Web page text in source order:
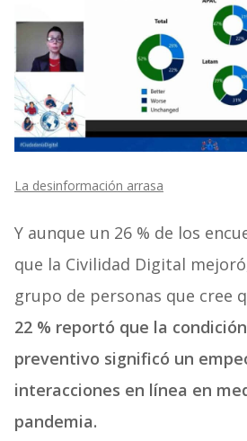
La desinformación arrasa
Y aunque un 26 % de los
que la Civilidad Digital
grupo de personas que cree
22 % reportó que la
preventivo significó un
interacciones en línea en
pandemia.